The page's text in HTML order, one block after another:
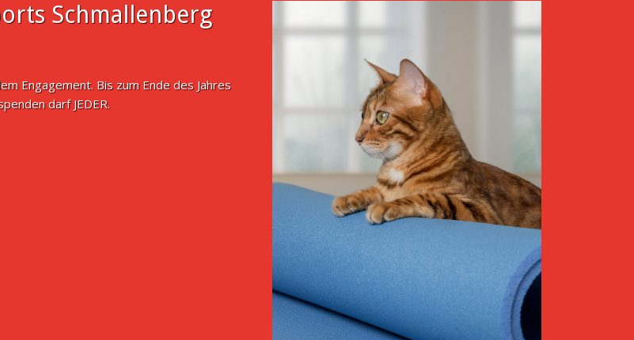
Schmallenberg
Engagement. Bis zum Ende des Jahres
darf JEDER.